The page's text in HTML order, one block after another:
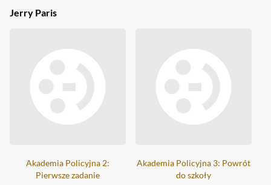
Jerry Paris
Akademia Policyjna 2:
Pierwsze zadanie
Akademia Policyjna 3: Powrót
do szkoły